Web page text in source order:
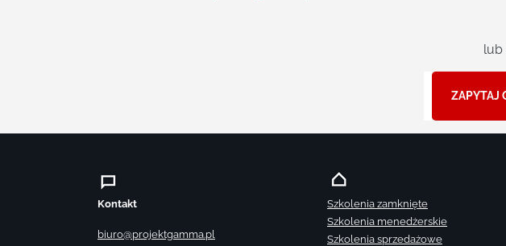
lub
ZAPYTAJ
Kontakt
biuro@projektgamma.pl
Szkolenia zamknięte
Szkolenia menedżerskie
Szkolenia sprzedażowe